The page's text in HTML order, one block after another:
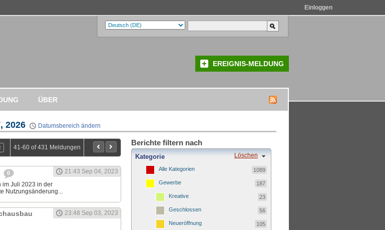
Einloggen
EREIGNIS-MELDUNG
ÜBER
2026 Datumsbereich ändern
41-60 of 431 Meldungen
0
21:43 Sep 04, 2023
im Juli 2023 in der
Nutzungsänderung...
23:48 Sep 03, 2023
Berichte filtern nach
Löschen
Kategorie
Alle Kategorien 1089
Gewerbe 187
Kreative 23
Geschlossen 56
Neueröffnung 105